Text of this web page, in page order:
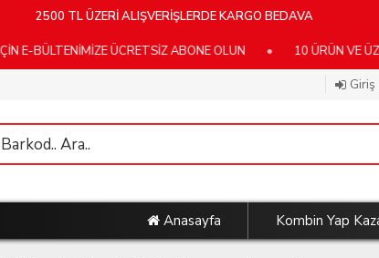
2500 TL ÜZERİ ALIŞVERİŞLERDE KARGO BEDAVA
ÜCRETSİZ ABONE OLUN • 10 ÜRÜN VE ÜZERİ
Giriş
Anasayfa Kombin Yap